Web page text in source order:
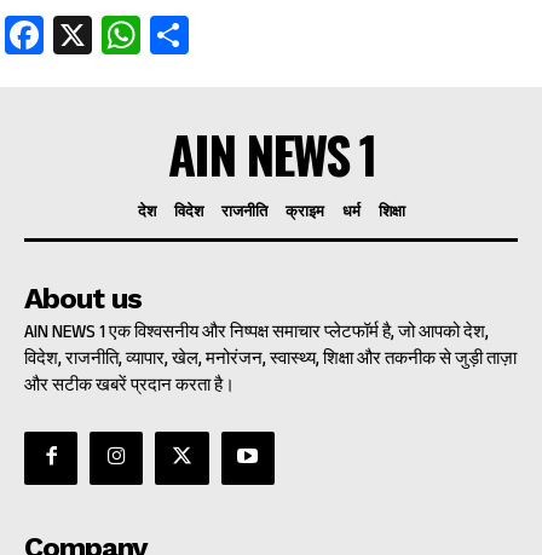
Facebook
X WhatsApp
AIN NEWS 1
देश विदेश राजनीति क्राइम धर्म शिक्षा
About us
AIN NEWS 1 एक विश्वसनीय और निष्पक्ष समाचार प्लेटफॉर्म है, जो आपको देश,
विदेश, राजनीति, व्यापार, खेल, मनोरंजन, स्वास्थ्य, शिक्षा और तकनीक से जुड़ी ताज़ा
और सटीक खबरें प्रदान करता है।
Company